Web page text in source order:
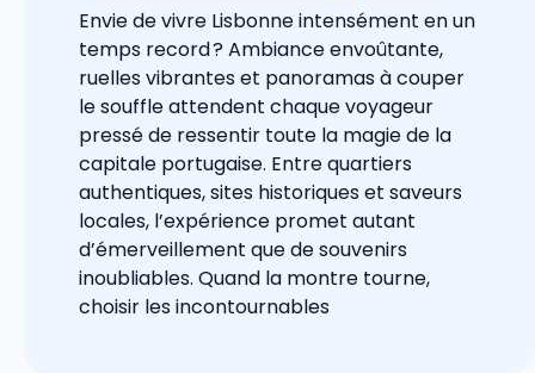
Envie de vivre Lisbonne intensément en un
temps record ? Ambiance envoûtante,
ruelles vibrantes et panoramas à couper
le souffle attendent chaque voyageur
pressé de ressentir toute la magie de la
capitale portugaise. Entre quartiers
authentiques, sites historiques et saveurs
locales, l’expérience promet autant
d’émerveillement que de souvenirs
inoubliables. Quand la montre tourne,
choisir les incontournables